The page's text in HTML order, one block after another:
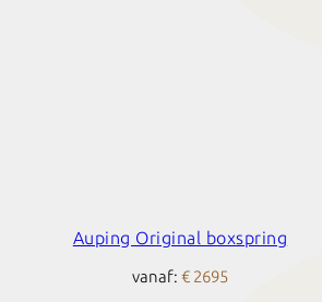
Auping Original boxspring
vanaf: € 2695